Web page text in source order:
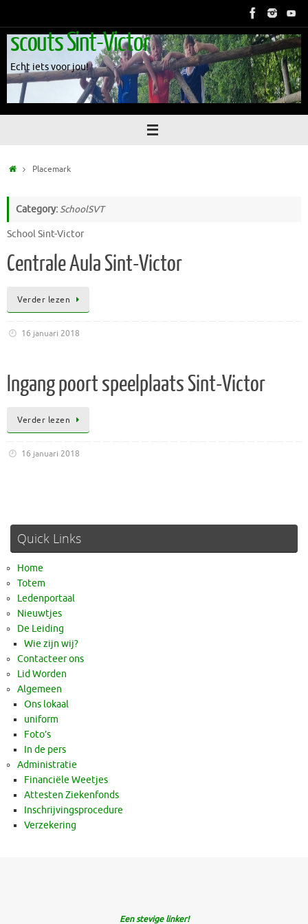
content
scouts Sint-Victor
Echt iets voor jou!
HomePlacemark
Category:SchoolSVT
School Sint-Victor
Centrale Aula Sint-Victor
Verder lezen
16 januari 2018
Ingang poort speelplaats Sint-Victor
Verder lezen
16 januari 2018
Quick Links
Home
Totem
Ledenportaal
Nieuwtjes
De Leiding
Wie zijn wij?
Contacteer ons
Lid Worden
Algemeen
Ons lokaal
uniform
Foto’s
In de pers
Administratie
Financiële Weetjes
Attesten Ziekenfonds
Inschrijvingsprocedure
Verzekering
Een stevige linker!